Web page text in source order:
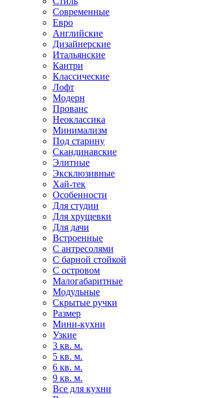
Современные
Евро
Английские
Дизайнерские
Итальянские
Кантри
Классические
Лофт
Модерн
Прованс
Неоклассика
Минимализм
Под старину
Скандинавские
Элитные
Эксклюзивные
Хай-тек
Особенности
Для студии
Для хрущевки
Для дачи
Встроенные
С антресолями
С барной стойкой
С островом
Малогабаритные
Модульные
Скрытые ручки
Размер
Мини-кухни
Узкие
3 кв. м.
5 кв. м.
6 кв. м.
9 кв. м.
Все для кухни